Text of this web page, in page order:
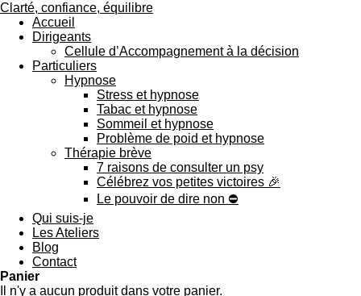
Clarté, confiance, équilibre
Accueil
Dirigeants
Cellule d’Accompagnement à la décision
Particuliers
Hypnose
Stress et hypnose
Tabac et hypnose
Sommeil et hypnose
Problème de poid et hypnose
Thérapie brève
7 raisons de consulter un psy
Célébrez vos petites victoires 🎉
Le pouvoir de dire non ⛔️
Qui suis-je
Les Ateliers
Blog
Contact
Panier
Il n'y a aucun produit dans votre panier.